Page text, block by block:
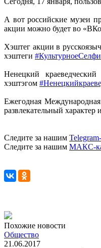
А вот российские музеи
акции можно будет во
Хэштег акции в
хэштеги #КультурноеСелфи
Ненецкий
хэштэгом
Ежегодная
развлекательный
Следите за нашим
Следите за нашим МАКС-
Похожие новости
Общество
21.06.2017